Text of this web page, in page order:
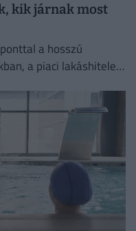
kik járnak most
a hosszú
a piaci lakáshitelek